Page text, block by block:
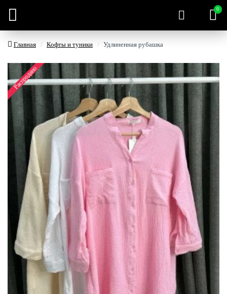
0
Главная Кофты и туники Удлиненная рубашка
Распродано